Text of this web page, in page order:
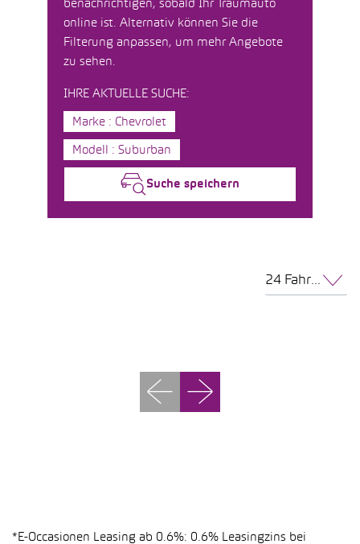
benachrichtigen, sobald Ihr Traumauto
online ist. Alternativ können Sie die
Filterung anpassen, um mehr Angebote
zu sehen.
IHRE AKTUELLE SUCHE:
Marke : Chevrolet
Modell : Suburban
Suche speichern
24 Fahrzeuge pro Seite
*E-Occasionen Leasing ab 0.6%: 0.6% Leasingzins bei